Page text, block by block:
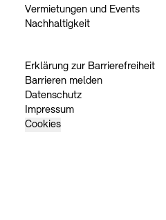
Vermietungen und Events
Nachhaltigkeit
Erklärung zur Barrierefreiheit
Barrieren melden
Datenschutz
Impressum
Cookies